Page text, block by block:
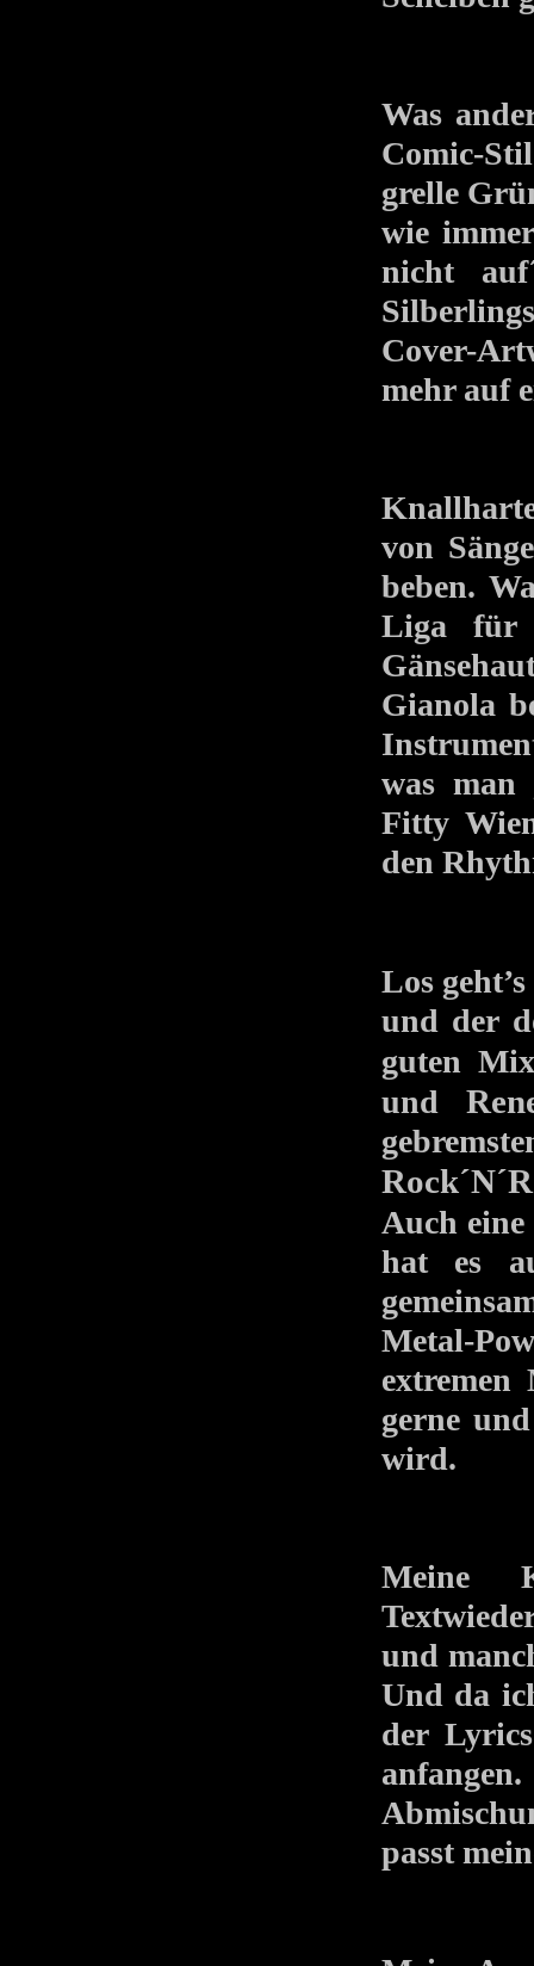
Was
Comic-
grelle
wie
nicht
Cover-
mehr auf
von
beben.
Liga für
Gianola
was man
Fitty
den
Los
und der
guten
und
Auch
hat es
Metal-
gerne
wird.
Meine
und
Und da
der
passt